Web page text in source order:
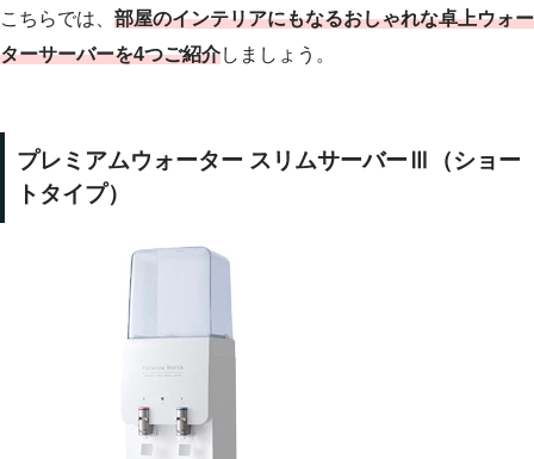
こちらでは、 部屋のインテリアにもなるおしゃれな卓上ウォー
ターサーバーを4つご紹介しましょう。
プレミアムウォーター スリムサーバーⅢ（ショー
トタイプ）